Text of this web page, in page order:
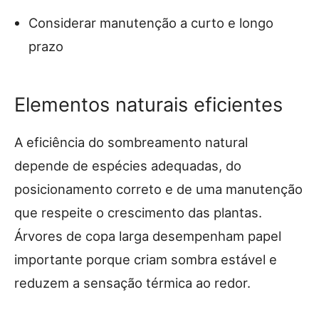
Considerar manutenção a curto e longo
prazo
Elementos naturais eficientes
A eficiência do sombreamento natural
depende de espécies adequadas, do
posicionamento correto e de uma manutenção
que respeite o crescimento das plantas.
Árvores de copa larga desempenham papel
importante porque criam sombra estável e
reduzem a sensação térmica ao redor.